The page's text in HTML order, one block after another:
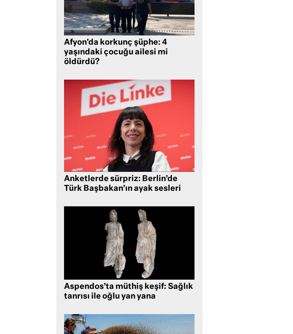
Afyon’da korkunç şüphe: 4
yaşındaki çocuğu ailesi mi
öldürdü?
Anketlerde sürpriz: Berlin’de
Türk Başbakan’ın ayak sesleri
Aspendos’ta müthiş keşif: Sağlık
tanrısı ile oğlu yan yana